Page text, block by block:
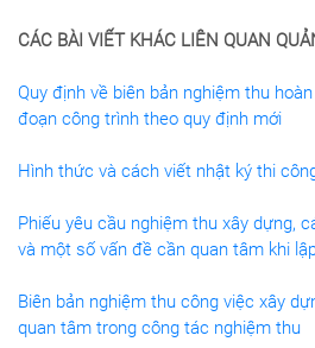
CÁC BÀI VIẾT KHÁC LIÊN QUAN
Quy định về biên bản nghiệm thu
đoạn công trình theo quy định mới
Hình thức và cách viết nhật ký thi
Phiếu yêu cầu nghiệm thu xây dựng,
và một số vấn đề cần quan tâm khi
Biên bản nghiệm thu công việc xây
quan tâm trong công tác nghiệm thu